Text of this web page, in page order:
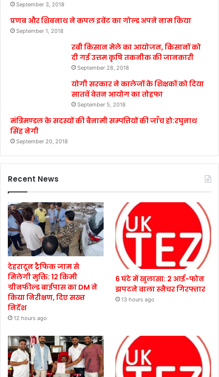
September 3, 2018
प्रणब और शिबनाथ ने कपल इवेंट का गोल्ड अपने नाम किया
September 1, 2018
रबी किसान मेले का आयोजन, किसानों को
दी गई उत्तम कृषि तकनीक की जानकारी
September 28, 2018
योगी सरकार ने कालेजों के शिक्षकों को दिया
सातवें वेतन आयोग का तोहफा
September 5, 2018
मंत्रिमण्डल के सदस्यों की बैनामी सम्पत्तियों की जाँच हो:रघुनाथ
सिंह नेगी
September 20, 2018
Recent News
देहरादून ट्रैफिक जाम से
मिलेगी मुक्ति: 12 किमी
ग्रीनफील्ड बाईपास का DM ने
किया निरीक्षण, दिए सख्त
निर्देश
12 hours ago
6 घंटे में खुलासा: 2 आई-फोन
झपटने वाला स्नैचर गिरफ्तार
13 hours ago